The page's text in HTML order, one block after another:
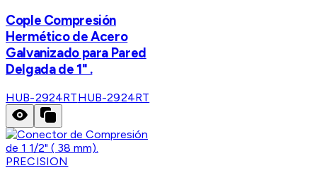
Cople Compresión
Hermético de Acero
Galvanizado para Pared
Delgada de 1" .
HUB-2924RTHUB-2924RT
PRECISION